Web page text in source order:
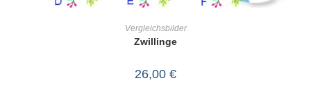
Vergleichsbilder
Zwillinge
26,00 €